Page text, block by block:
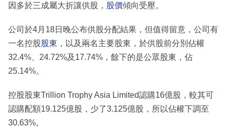
因多於三成屬大折讓供股， 股價傾向受壓。
公司於4月18日晚公布供股分配結果，但值得留意，公司有
一名控股 股東 ，以及兩名主要股東，於供股前分別佔權
32.4%、24.72%及17.74%，餘下的是公眾股東，佔
25.14%。
控股股東Trillion Trophy Asia Limited認購16億股，較其可
認購配額19.125億股，少了3.125億股，所以佔權下調至
30.63%。